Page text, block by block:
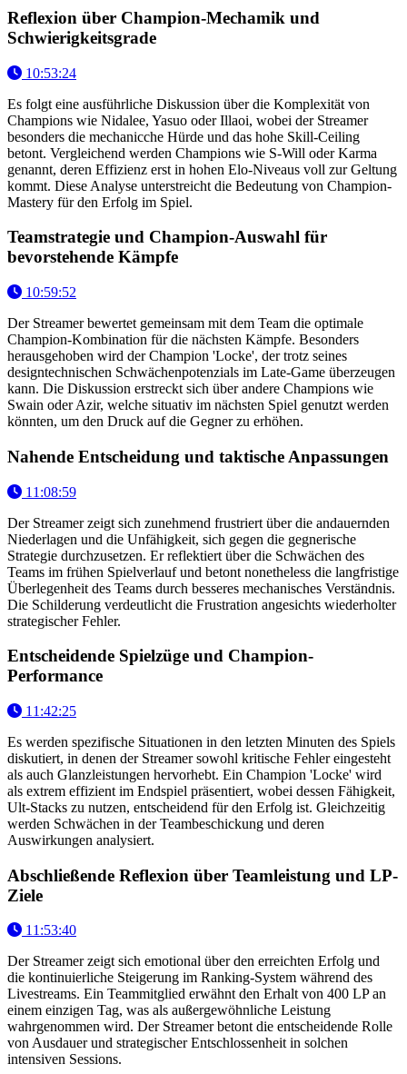
Reflexion über Champion-Mechamik und
Schwierigkeitsgrade
10:53:24
Es folgt eine ausführliche Diskussion über die Komplexität von
Champions wie Nidalee, Yasuo oder Illaoi, wobei der Streamer
besonders die mechanicche Hürde und das hohe Skill-Ceiling
betont. Vergleichend werden Champions wie S-Will oder Karma
genannt, deren Effizienz erst in hohen Elo-Niveaus voll zur Geltung
kommt. Diese Analyse unterstreicht die Bedeutung von Champion-
Mastery für den Erfolg im Spiel.
Teamstrategie und Champion-Auswahl für
bevorstehende Kämpfe
10:59:52
Der Streamer bewertet gemeinsam mit dem Team die optimale
Champion-Kombination für die nächsten Kämpfe. Besonders
herausgehoben wird der Champion 'Locke', der trotz seines
designtechnischen Schwächenpotenzials im Late-Game überzeugen
kann. Die Diskussion erstreckt sich über andere Champions wie
Swain oder Azir, welche situativ im nächsten Spiel genutzt werden
könnten, um den Druck auf die Gegner zu erhöhen.
Nahende Entscheidung und taktische Anpassungen
11:08:59
Der Streamer zeigt sich zunehmend frustriert über die andauernden
Niederlagen und die Unfähigkeit, sich gegen die gegnerische
Strategie durchzusetzen. Er reflektiert über die Schwächen des
Teams im frühen Spielverlauf und betont nonetheless die langfristige
Überlegenheit des Teams durch besseres mechanisches Verständnis.
Die Schilderung verdeutlicht die Frustration angesichts wiederholter
strategischer Fehler.
Entscheidende Spielzüge und Champion-
Performance
11:42:25
Es werden spezifische Situationen in den letzten Minuten des Spiels
diskutiert, in denen der Streamer sowohl kritische Fehler eingesteht
als auch Glanzleistungen hervorhebt. Ein Champion 'Locke' wird
als extrem effizient im Endspiel präsentiert, wobei dessen Fähigkeit,
Ult-Stacks zu nutzen, entscheidend für den Erfolg ist. Gleichzeitig
werden Schwächen in der Teambeschickung und deren
Auswirkungen analysiert.
Abschließende Reflexion über Teamleistung und LP-
Ziele
11:53:40
Der Streamer zeigt sich emotional über den erreichten Erfolg und
die kontinuierliche Steigerung im Ranking-System während des
Livestreams. Ein Teammitglied erwähnt den Erhalt von 400 LP an
einem einzigen Tag, was als außergewöhnliche Leistung
wahrgenommen wird. Der Streamer betont die entscheidende Rolle
von Ausdauer und strategischer Entschlossenheit in solchen
intensiven Sessions.